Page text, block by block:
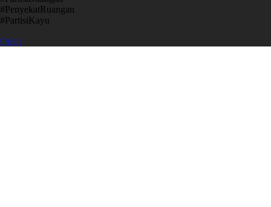
​#PenyekatRuangan
​#PartisiKayu
Open